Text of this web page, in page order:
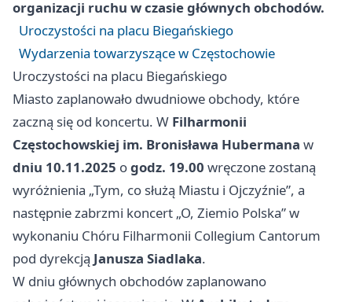
organizacji ruchu w czasie głównych obchodów.
Uroczystości na placu Biegańskiego
Wydarzenia towarzyszące w Częstochowie
Uroczystości na placu Biegańskiego
Miasto zaplanowało dwudniowe obchody, które
zaczną się od koncertu. W Filharmonii
Częstochowskiej im. Bronisława Hubermana w
dniu 10.11.2025 ogodz. 19.00 wręczone zostaną
wyróżnienia „Tym, co służą Miastu i Ojczyźnie”, a
następnie zabrzmi koncert „O, Ziemio Polska” w
wykonaniu Chóru Filharmonii Collegium Cantorum
pod dyrekcją Janusza Siadlaka.
W dniu głównych obchodów zaplanowano